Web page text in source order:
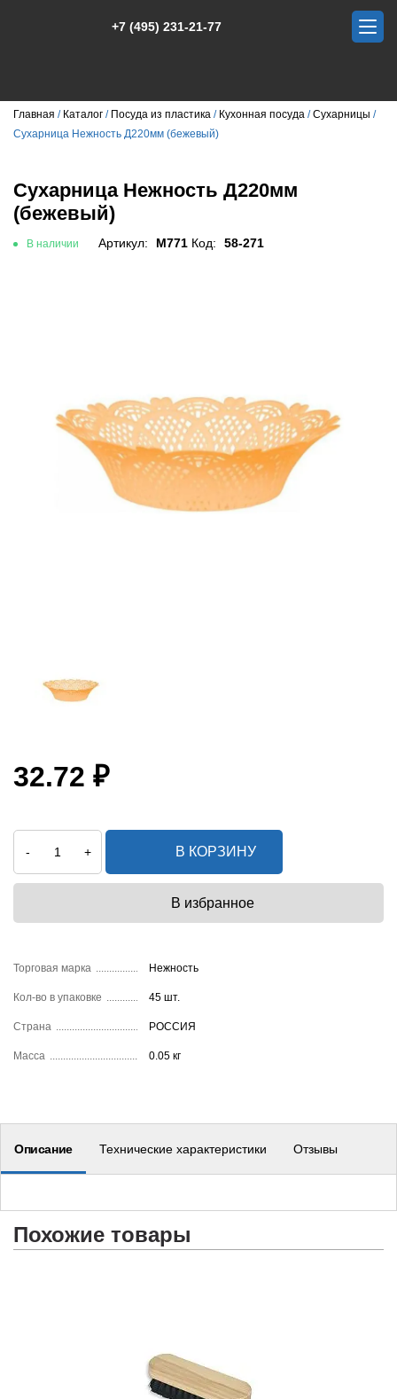
+7 (495) 231-21-77
Главная Каталог Посуда из пластика Кухонная посуда
Сухарницы
Сухарница Нежность Д220мм (бежевый)
Сухарница Нежность Д220мм
(бежевый)
В наличии Артикул: М771 Код: 58-271
Торговая марка Нежность
Кол-во в упаковке 45 шт.
Страна РОССИЯ
Масса 0.05 кг
32.72 ₽
- + В КОРЗИНУ
Описание Технические характеристики Отзывы
Похожие товары